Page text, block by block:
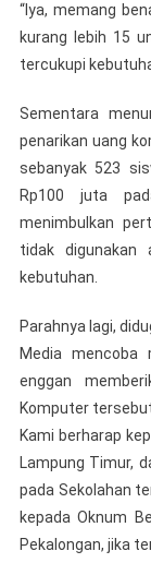
“Iya, memang
kurang lebih 15
tercukupi
Sementara
penarikan uang
sebanyak 523
Rp100 juta
menimbulkan
tidak digunakan
kebutuhan.
Parahnya lagi,
Media mencoba
enggan
Komputer
Kami berharap
Lampung Timur,
pada Sekolahan
kepada Oknum
Pekalongan, jika